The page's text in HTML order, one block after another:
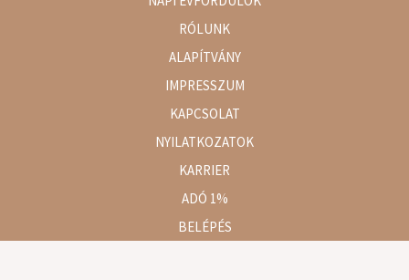
RÓLUNK
ALAPÍTVÁNY
IMPRESSZUM
KAPCSOLAT
NYILATKOZATOK
KARRIER
ADÓ 1%
BELÉPÉS